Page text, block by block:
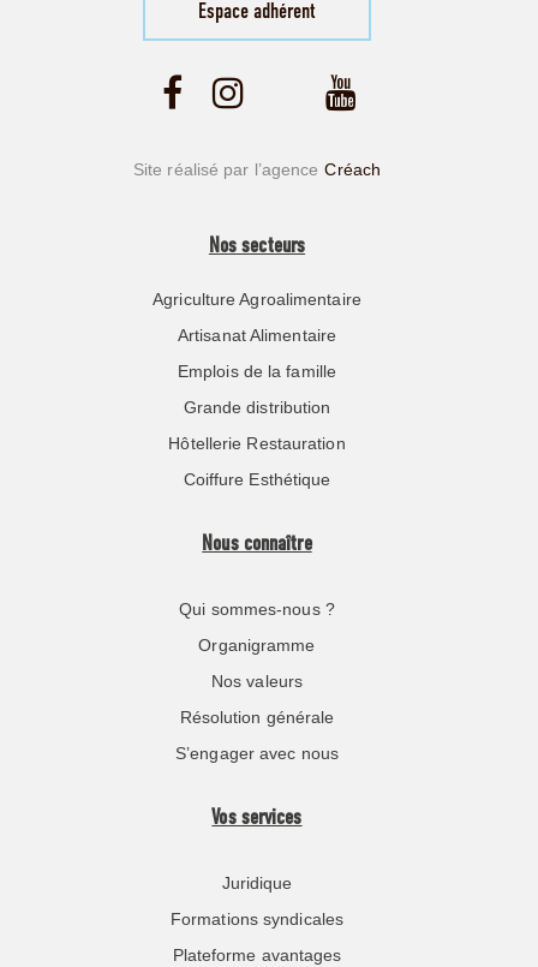
Espace adhérent
Site réalisé par l’agence Créach
Nos secteurs
Agriculture Agroalimentaire
Artisanat Alimentaire
Emplois de la famille
Grande distribution
Hôtellerie Restauration
Coiffure Esthétique
Nous connaître
Qui sommes-nous ?
Organigramme
Nos valeurs
Résolution générale
S’engager avec nous
Vos services
Juridique
Formations syndicales
Plateforme avantages